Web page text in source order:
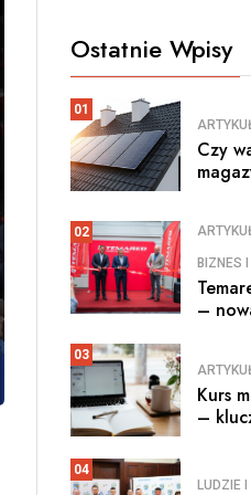
Ostatnie Wpisy
01
Czy
02
BIZNES
–
03
Kurs
–
04
LUDZIE I